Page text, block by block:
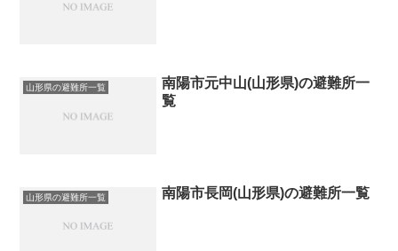
山形県の避難所一覧
南陽市元中山(山形県)の避難所一
覧
山形県の避難所一覧 南陽市長岡(山形県)の避難所一覧